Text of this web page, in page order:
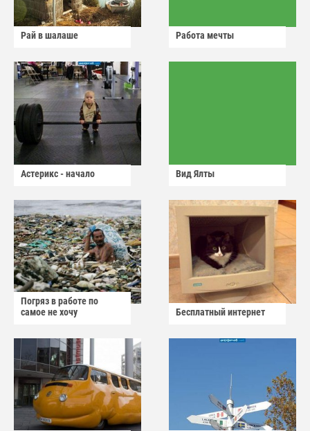
Рай в шалаше Работа мечты
Астерикс - начало Вид Ялты
Погряз в работе по
самое не хочу
Бесплатный интернет